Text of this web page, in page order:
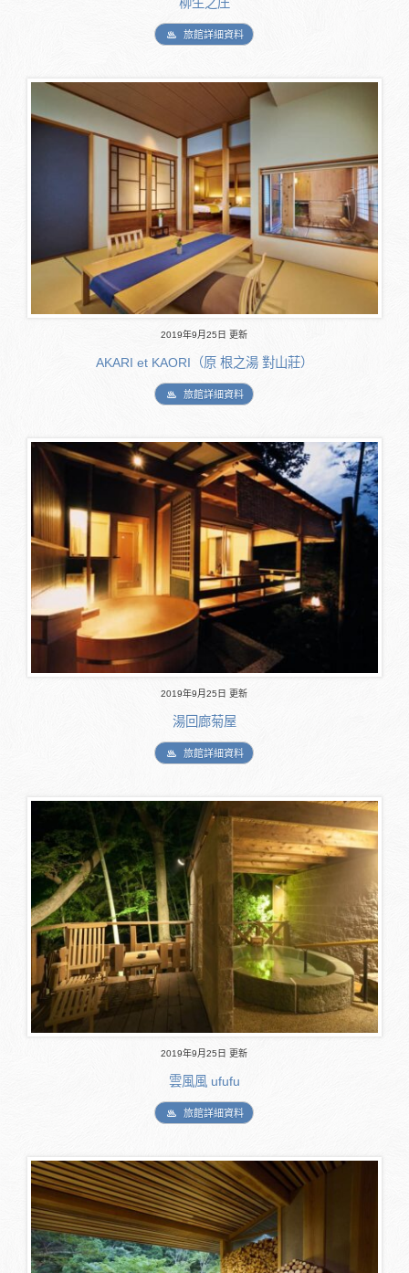
柳生之庄
旅館詳細資料
2019年9月25日 更新
AKARI et KAORI（原 根之湯 對山莊）
旅館詳細資料
2019年9月25日 更新
湯回廊菊屋
旅館詳細資料
2019年9月25日 更新
雲風風 ufufu
旅館詳細資料